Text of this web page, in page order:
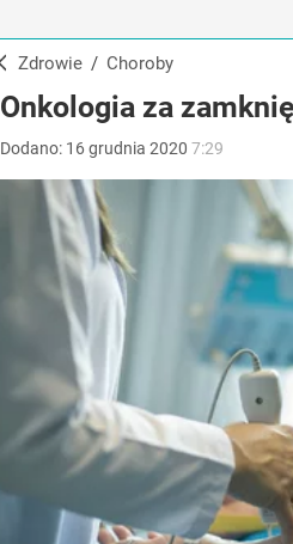
Zdrowie / Choroby
Onkologia za
Dodano: 16grudnia 2020 7:29